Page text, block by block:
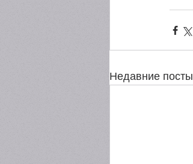
Недавние посты